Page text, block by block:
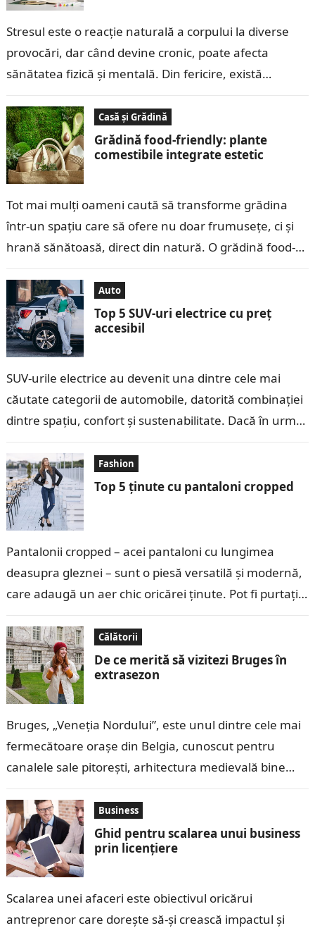
Stresul este o reacție naturală a corpului la diverse
provocări, dar când devine cronic, poate afecta
sănătatea fizică și mentală. Din fericire, există
Casă și Grădină
Grădină food‑friendly: plante
comestibile integrate estetic
Tot mai mulți oameni caută să transforme grădina
într-un spațiu care să ofere nu doar frumusețe, ci și
hrană sănătoasă, direct din natură. O grădină food-
Auto
Top 5 SUV-uri electrice cu preț
accesibil
SUV-urile electrice au devenit una dintre cele mai
căutate categorii de automobile, datorită combinației
dintre spațiu, confort și sustenabilitate. Dacă în urmă
Fashion
Top 5 ținute cu pantaloni cropped
Pantalonii cropped – acei pantaloni cu lungimea
deasupra gleznei – sunt o piesă versatilă și modernă,
care adaugă un aer chic oricărei ținute. Pot fi purtați
Călătorii
De ce merită să vizitezi Bruges în
extrasezon
Bruges, „Veneția Nordului”, este unul dintre cele mai
fermecătoare orașe din Belgia, cunoscut pentru
canalele sale pitorești, arhitectura medievală bine
destinație…
Business
Ghid pentru scalarea unui business
prin licențiere
Scalarea unei afaceri este obiectivul oricărui
antreprenor care dorește să-și crească impactul și